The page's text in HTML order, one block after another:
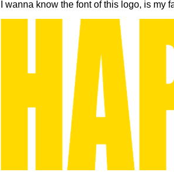
I wanna know the font of this logo, is my